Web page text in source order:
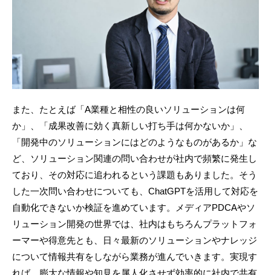
また、たとえば「A業種と相性の良いソリューションは何
か」、「成果改善に効く真新しい打ち手は何かないか」、
「開発中のソリューションにはどのようなものがあるか」な
ど、ソリューション関連の問い合わせが社内で頻繁に発生し
ており、その対応に追われるという課題もありました。そう
した一次問い合わせについても、ChatGPTを活用して対応を
自動化できないか検証を進めています。メディアPDCAやソ
リューション開発の世界では、社内はもちろんプラットフォ
ーマーや得意先とも、日々最新のソリューションやナレッジ
について情報共有をしながら業務が進んでいきます。実現す